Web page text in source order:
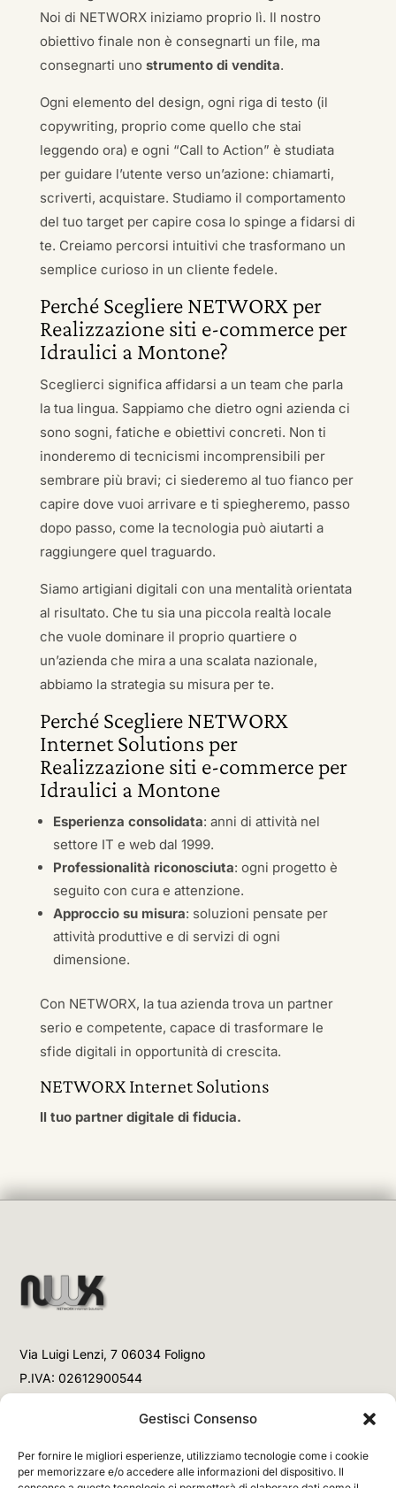
Gestisci Consenso
Per fornire le migliori esperienze, utilizziamo tecnologie come i cookie
per memorizzare e/o accedere alle informazioni del dispositivo. Il
Noi di NETWORX iniziamo proprio lì. Il nostro
obiettivo finale non è consegnarti un file, ma
consegnarti uno strumento di vendita.
Ogni elemento del design, ogni riga di testo (il
copywriting, proprio come quello che stai
leggendo ora) e ogni “Call to Action” è studiata
per guidare l’utente verso un’azione: chiamarti,
scriverti, acquistare. Studiamo il comportamento
del tuo target per capire cosa lo spinge a fidarsi di
te. Creiamo percorsi intuitivi che trasformano un
semplice curioso in un cliente fedele.
Perché Scegliere NETWORX per
Realizzazione siti e-commerce per
Idraulici a Montone?
Sceglierci significa affidarsi a un team che parla
la tua lingua. Sappiamo che dietro ogni azienda ci
sono sogni, fatiche e obiettivi concreti. Non ti
inonderemo di tecnicismi incomprensibili per
sembrare più bravi; ci siederemo al tuo fianco per
capire dove vuoi arrivare e ti spiegheremo, passo
dopo passo, come la tecnologia può aiutarti a
raggiungere quel traguardo.
Siamo artigiani digitali con una mentalità orientata
al risultato. Che tu sia una piccola realtà locale
che vuole dominare il proprio quartiere o
un’azienda che mira a una scalata nazionale,
abbiamo la strategia su misura per te.
Perché Scegliere NETWORX
Internet Solutions per
Realizzazione siti e-commerce per
Idraulici a Montone
Esperienza consolidata: anni di attività nel
settore IT e web dal 1999.
Professionalità riconosciuta: ogni progetto è
seguito con cura e attenzione.
Approccio su misura: soluzioni pensate per
attività produttive e di servizi di ogni
dimensione.
Con NETWORX, la tua azienda trova un partner
serio e competente, capace di trasformare le
sfide digitali in opportunità di crescita.
NETWORX Internet Solutions
Il tuo partner digitale di fiducia.
Via Luigi Lenzi, 7 06034 Foligno
P.IVA: 02612900544
+39 3477853708 (Chiamata)